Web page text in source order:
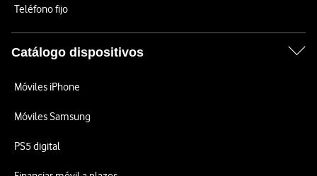
Teléfono fijo
Catálogo dispositivos
Móviles iPhone
Móviles Samsung
PS5 digital